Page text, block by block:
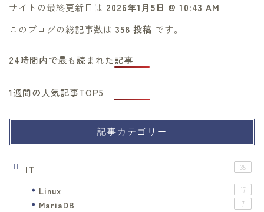
サイトの最終更新日は 2026年1月5日 @ 10:43 AM
このブログの総記事数は 358 投稿 です。
24時間内で最も読まれた記事
1週間の人気記事TOP5
記事カテゴリー
IT 35
Linux 17
MariaDB 7